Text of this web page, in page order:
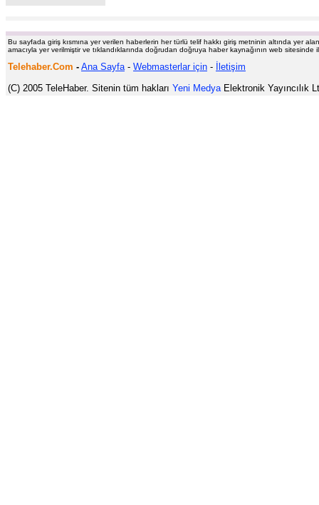
Bu sayfada giriş kısmına yer verilen haberlerin her türlü telif hakkı giriş metninin altında yer
amacıyla yer verilmiştir ve tıklandıklarında doğrudan doğruya haber kaynağının web
Telehaber.Com - Ana Sayfa- Webmasterlar için -
İletişim
(C) 2005 TeleHaber. Sitenin tüm hakları Yeni MedyaElektronik Yayıncılık